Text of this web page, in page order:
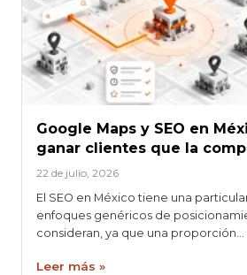
Google Maps y SEO en
ganar clientes que la
22 de julio, 2026
El SEO en México tiene una
enfoques genéricos de
consideran, ya que una proporción…
Leer más »